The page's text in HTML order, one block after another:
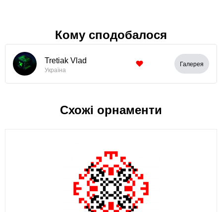
Кому сподобалося
Tretiak Vlad
Україна
Галерея
Схожі орнаменти